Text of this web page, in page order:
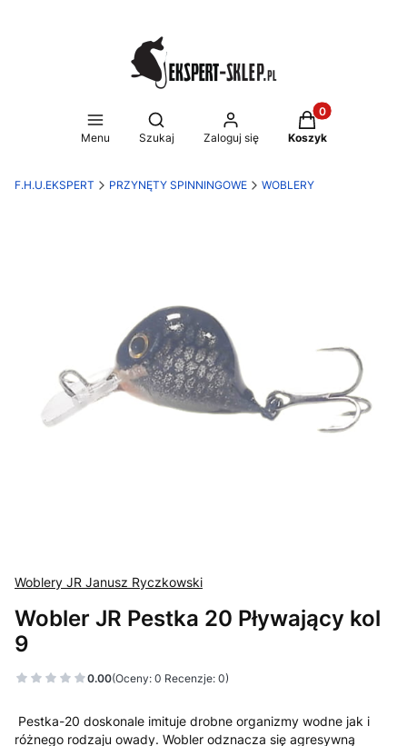
Menu
Otwórz wyszukiwarkę
Szukaj Zaloguj się
Produkty w
Koszyk
F.H.U.EKSPERT PRZYNĘTY SPINNINGOWE WOBLERY
Woblery JR Janusz Ryczkowski
Wobler JR Pestka 20 Pływający kol
9
0.00(Oceny: 0 Recenzje: 0)
Pestka-20 doskonale imituje drobne organizmy wodne jak i
różnego rodzaju owady. Wobler odznacza się agresywną